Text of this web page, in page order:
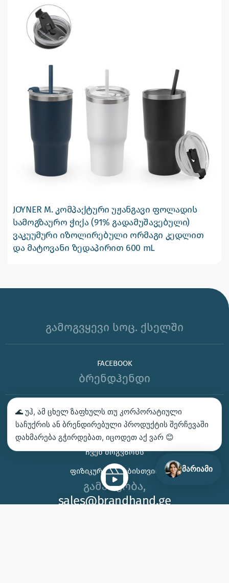
JOYNER M. კომპაქტური უჟანგავი ფოლადის
სამოგზაურო ჭიქა (91% გადამუშავებული)
ვაკუუმური იზოლირებული ორმაგი კედლით
და მატოვანი ზედაპირით 600 mL
გამოგვყევი სოც. ქსელში
FACEBOOK
ბრენდჰენდი
ᲑᲔᲭᲓᲕᲐ – ᲛᲝᲘᲗᲮᲝᲕᲔ ᲡᲐᲛᲐᲒᲐᲚᲘᲗᲝ
ᲙᲝᲜᲢᲐᲥᲢᲘ
ᲩᲕᲔᲜ ᲛᲝᲒᲕᲬᲝᲜᲡ
ᲤᲘᲖᲘᲙᲣᲠᲘ ᲞᲘᲠᲔᲑᲘᲡᲗᲕᲘᲡ
გამარჯობა,
sales@brandhand.ge
მარიამი
🌊 უჰ, ამ ცხელ ზაფხულს თუ კორპორატიული
საჩუქრის ან ბრენდირებული პროდუქტის შერჩევაში
დახმარება გჭირდებათ, იცოდეთ აქ ვარ 😊